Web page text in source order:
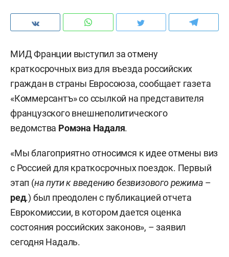
МИД Франции выступил за отмену
краткосрочных виз для въезда российских
граждан в страны Евросоюза, сообщает газета
«Коммерсантъ» со ссылкой на представителя
французского внешнеполитического
ведомства Ромэна Надаля.
«Мы благоприятно относимся к идее отмены виз
с Россией для краткосрочных поездок. Первый
этап (на пути к введению безвизового режима –
ред.) был преодолен с публикацией отчета
Еврокомиссии, в котором дается оценка
состояния российских законов», – заявил
сегодня Надаль.